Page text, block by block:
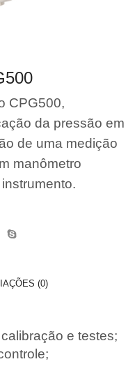
CPG500,
da pressão em
de uma medição
manômetro
(0)
e testes;